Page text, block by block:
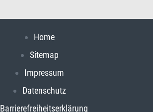
Home
Sitemap
Impressum
Datenschutz
Barrierefreiheitserklärung